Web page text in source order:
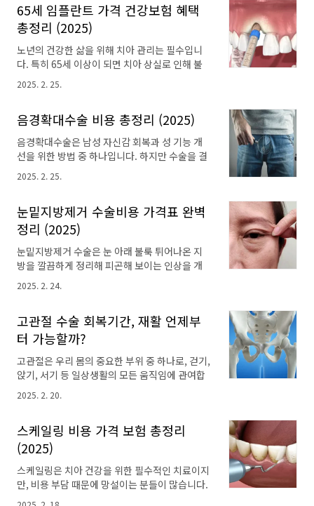
상 노인 중 약 10%가 치매를 겪고 있으며, 이는
점점 증가하는 추세입니다. 치매 예방약에 대한
장 궁금한 건 역시 수술비용 일 것입니다. 그래서
오늘은 이를 위해 안검내반 수술방법, 수술시기,
수술비용에 대해 알아보도록 하겠습니다. 안검
내반이란? 안검내반은 눈꺼풀테가 안쪽으로 말
려 들어가 속눈썹이 눈을 찌르는 질환입니다. 이
는 크게 선천적인 원인과 후천적인 원인으로 나
니다. · 후천적 안검내반노화, 외상, 염증 등으로
인해 발생하며, 성인에게서 주로 나타납니
다. 안검..
65세 임플란트 가격 건강보험 혜택
총정리 (2025)
노년의 건강한 삶을 위해 치아 관리는 필수입니
다. 특히 65세 이상이 되면 치아 상실로 인해 불
편함을 겪는 경우가 많아 임플란트가 주목받고
있습니다. 하지만 "임플란트 가격이 너무 비싼 게
히도 65세 이상 어르신들에게는 건강보험 혜택
이라는 든든한 지원군이 있습니다. 오늘은 이를
위해 65세 임플란트 가격과 건강보험 혜택을 활
용해 비용을 줄이는 방법을 알아보겠습니
다. 임플란트란 무엇일까? 임플란트는 인공 치
과 심미성을 되찾아주는 시술입니다. 튼튼한 인
공 치근을 잇몸뼈에 심고, 그 위에 지대주와 인공
치아를 정교하게 연결하여 마치 원래 치아처럼
자연스러운 결과를 얻을 수 있습니다. 임플란
트 구성 요소 · ..
2025. 2. 25.
음경확대수술 비용 총정리 (2025)
음경확대수술은 남성 자신감 회복과 성 기능 개
선을 위한 방법 중 하나입니다. 하지만 수술을 결
정하기 전 가장 중요한 요소 중 하나는 바로 '비
용'입니다. 음경확대수술 비용은 다양한 요인에
신중하게 결정해야 합니다. 오늘은 이를 위해 음
경확대수술방법, 수술시기, 수술비용에 대해 알
아보도록 하겠습니다. 음경확대수술이란? 음
경확대수술은 남성분들이 자신감을 되찾고 성생
활의 만족도를 높이기 위해 선택하는 방법 중 하
나입니다. 이 수술은 음경의 길이 또는 둘레를 늘
법과 재료에 따라 접근 방식이 달라집니다. 음
경확대수술 방법 1. 실리콘 보형물 삽입술인체에
2025. 2. 25.
눈밑지방제거 수술비용 가격표 완벽
정리 (2025)
눈밑지방제거 수술은 눈 아래 불룩 튀어나온 지
방을 깔끔하게 정리해 피곤해 보이는 인상을 개
선해 주는 인기 있는 시술입니다. 만약 이 수술을
고민 중이시라면, 아마도 수술 비용이 가장 궁금
다 다르고, 의사의 경험, 적용되는 기술, 그리고
개인의 눈 상태와 같은 여러 요인에 따라 크게 달
라질 수 있습니다. 오늘은 이를 위해 눈밑지방제
거 수술비용에 대해 알아보겠습니다. 눈밑지방
제거 수술이란? 눈밑지방제거 수술은 눈 밑의 불
룩한 지방을 제거하거나 재배치하여 다크서클과
해 눈 밑 지방이 도드라져 보일 수 있는데, 이러한
문제를 해결하여 더욱 생기 있고 젊은 눈매를 만
2025. 2. 24.
고관절 수술 회복기간, 재활 언제부
터 가능할까?
고관절은 우리 몸의 중요한 부위 중 하나로, 걷기,
앉기, 서기 등 일상생활의 모든 움직임에 관여합
니다. 고관절 질환이나 손상으로 인해 수술을 받
으신 분들은 평범한 일상으로 복귀하기 위해 회
입니다. 오늘은 고관절 수술 회복기간, 재활 가능
시기에 대해 알아보도록 하겠습니다. 고관절
수술이란? 고관절 수술은 손상된 고관절을 인공
관절로 대체하는 수술입니다. 고관절은 엉덩이와
다리를 연결하는 중요한 관절로, 걷기, 앉기, 서기
등 다양한 움직임에 필수적입니다. 고관절 손상
2025. 2. 20.
스케일링 비용 가격 보험 총정리
(2025)
스케일링은 치아 건강을 위한 필수적인 치료이지
만, 비용 부담 때문에 망설이는 분들이 많습니다.
잇몸 질환은 심각한 경우 치아를 잃게 되는 원인